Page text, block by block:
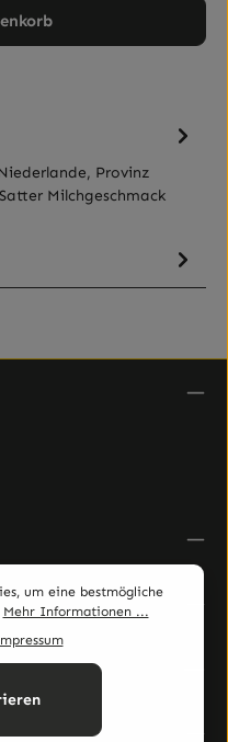
Provinz
Milchgeschmack
um eine bestmögliche
Mehr Informationen ...